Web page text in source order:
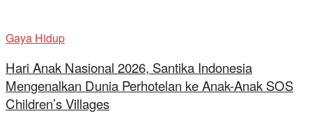
Gaya Hidup
Hari Anak Nasional 2026, Santika Indonesia
Mengenalkan Dunia Perhotelan ke Anak-Anak SOS
Children’s Villages